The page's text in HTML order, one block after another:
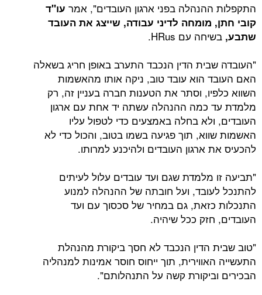
התקפלות ההנהלה בפני ארגון העובדים", אמר עו"ד
קובי חתן, מומחה לדיני עבודה, שייצג את העובד
שתבע, בשיחה עם HRus.
"העובדה שבית הדין הנכבד התערב באופן חריג בשאלה
האם העובד הוא עובד טוב, ניקה אותו מהאשמות
השווא כלפיו, וסתר את הטענות חברה בעניין זה, רק
מלמדת עד כמה ההנהלה עשתה יד אחת עם ארגון
העובדים, ולא בחלה באמצעים כדי לטפול עליו
האשמות שווא, תוך פגיעה בשמו בטוב, והכול כדי לא
להכעיס את ארגון העובדים ולהיכנע למרותו.
"תביעה זו מלמדת שגם ועד עובדים עלול לעיתים
להתנכל לעובד, ועל חובתה של ההנהלה למנוע
התנכלות כזאת, גם במחיר של סכסוך עם ועד
העובדים, חזק ככל שיהיה.
"טוב שבית הדין הנכבד לא חסך ביקורת מהנהלת
התעשייה האווירית, תוך ייחוס חוסר אמינות למנהליה
הבכירים וביקורת קשה על התנהלותם".